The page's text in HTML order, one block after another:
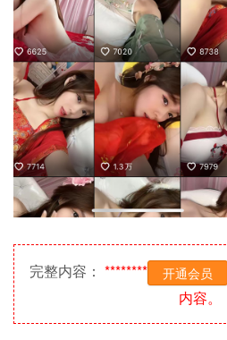
完整内容： ******** 开通会员
内容。